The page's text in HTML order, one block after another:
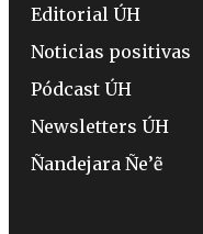
Editorial ÚH
Noticias positivas
Pódcast ÚH
Newsletters ÚH
Ñandejara Ñe’ẽ